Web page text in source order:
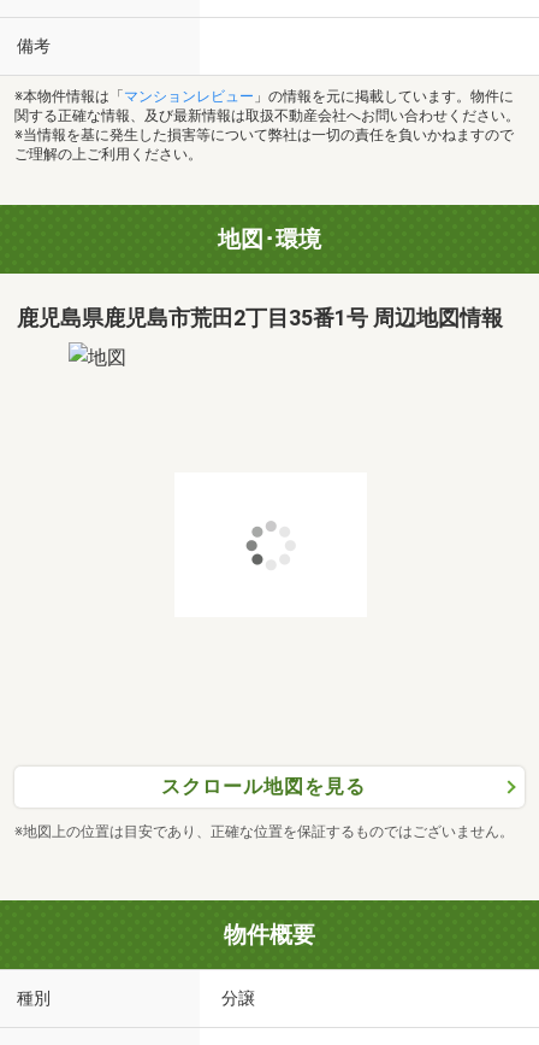
備考
※本物件情報は「 マンションレビュー 」の情報を元に掲載しています。物件に
関する正確な情報、及び最新情報は取扱不動産会社へお問い合わせください。
※当情報を基に発生した損害等について弊社は一切の責任を負いかねますので
ご理解の上ご利用ください。
地図･環境
鹿児島県鹿児島市荒田2丁目35番1号 周辺地図情報
スクロール地図を見る
※地図上の位置は目安であり、正確な位置を保証するものではございません。
物件概要
種別 分譲